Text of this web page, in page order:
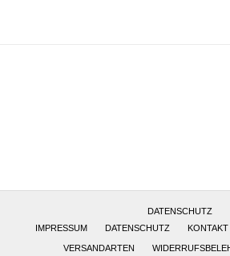
DATENSCHUTZ
IMPRESSUM
DATENSCHUTZ KONTAKT
VERSANDARTEN